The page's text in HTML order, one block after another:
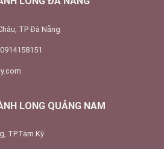
TP Đà Nẵng
LONG QUẢNG NAM
TP.Tam Kỳ